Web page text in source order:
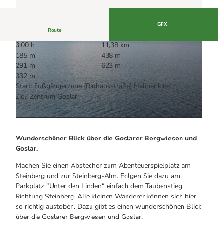
Wanderführer Jörg Kühnhold
Einkaufen
© Fotograf Stefan Schiefer, Harz: Magische Gebirgswelt
Route
GPX
3:00 h
11,38 km
185 m
438 m
291 m
623 m
332 m
Start: Fußgängerzone (Rathausstraße) Hahnenklee
Ziel: Zentrum Goslar
Wunderschöner Blick über die Goslarer Bergwiesen und
Goslar.
Machen Sie einen Abstecher zum Abenteuerspielplatz am
Steinberg und zur Steinberg-Alm. Folgen Sie dazu am
Parkplatz "Unter den Linden“ einfach dem Taubenstieg
Richtung Steinberg. Alle kleinen Wanderer können sich hier
so richtig austoben. Dazu gibt es einen wunderschönen Blick
über die Goslarer Bergwiesen und Goslar.